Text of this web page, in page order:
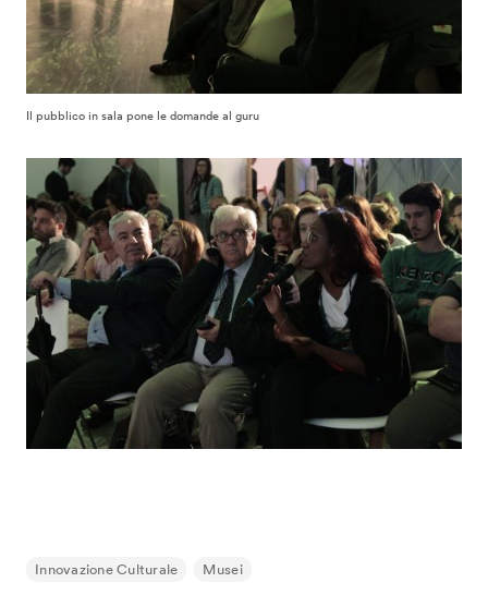
Il pubblico in sala pone le domande al guru
Innovazione Culturale Musei